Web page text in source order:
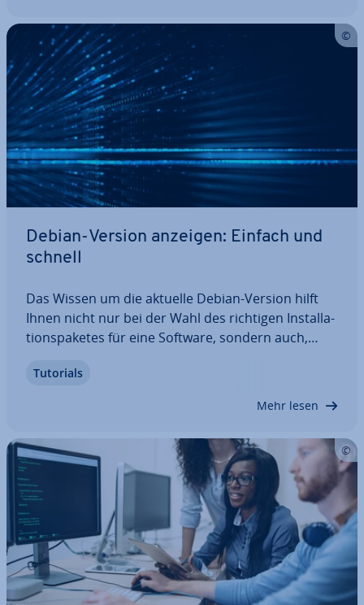
Debian-Version anzeigen: Einfach und
schnell
Das Wissen um die aktuelle Debian-Version hilft
Ihnen nicht nur bei der Wahl des richtigen In­stal­la­
ti­ons­pa­ke­tes für eine Software, sondern auch,
suchen. Um sich Ihre aktuelle Debian-Version
Tutorials
Mehr lesen